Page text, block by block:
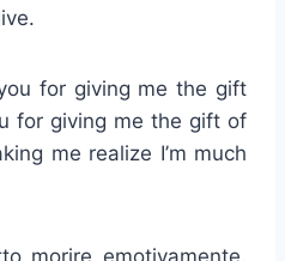
for giving me the gift
for giving me the gift of
me realize I’m much